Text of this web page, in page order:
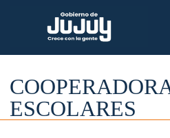
ESCOLARES